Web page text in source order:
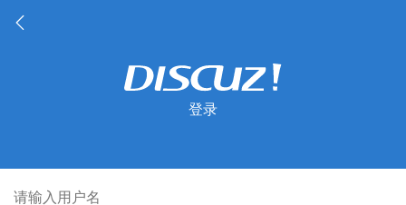
登录